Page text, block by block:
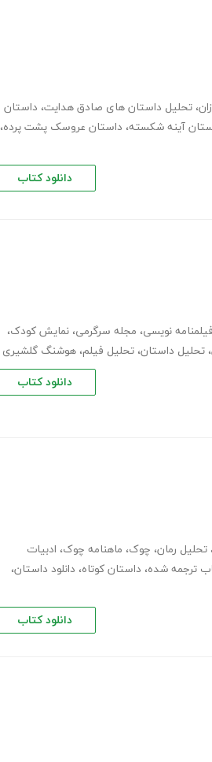
، تحلیل داستان های صادق هدایت، داستان
آینه شکسته، داستان عروسک پشت پرده،
دانلود کتاب
فیلمنامه نویسی، مجله سرگرمی، نمایش کودک،
، تحلیل داستان، تحلیل فیلم، هوشنگ گلشیری
دانلود کتاب
تحلیل رمان، چوک، ماهنامه چوک، ادبیات
ترجمه شده، داستان کوتاه، دانلود داستان،
دانلود کتاب